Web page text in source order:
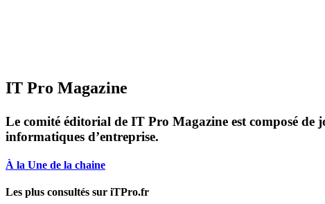
IT Pro Magazine
Le comité éditorial de IT Pro Magazine est composé de
informatiques d’entreprise.
À la Une de la chaine
Les plus consultés sur iTPro.fr